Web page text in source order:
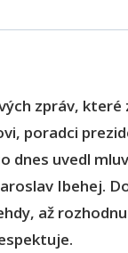
zpráv,
poradci
dnes uvedl
Ibehej.
až